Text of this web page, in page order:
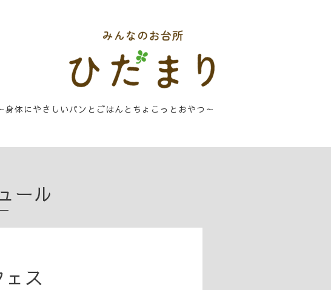
身体にやさしいパンとごはんとちょこっとおやつ～
ール
ス